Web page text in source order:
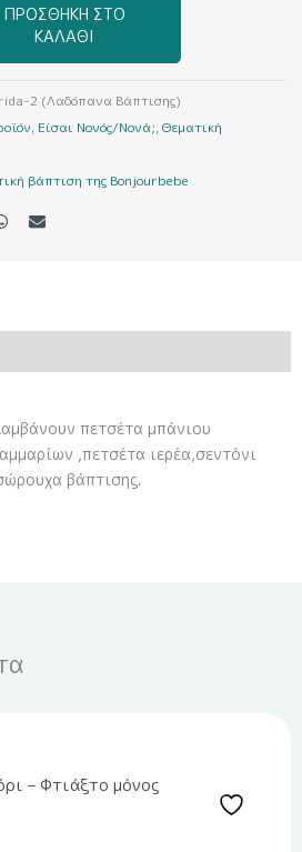
ΠΡΟΣΘΉΚΗ ΣΤΟ
ΚΑΛΆΘΙ
2 (Λαδόπανα Βάπτισης)
, Είσαι Νονός/Νονά;, Θεματική
βάπτιση της Bonjourbebe
πετσέτα μπάνιου
,πετσέτα ιερέα,σεντόνι
βάπτισης.
– Φτιάξτο μόνος